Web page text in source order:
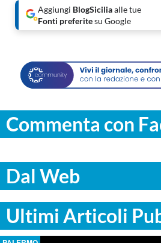
Aggiungi BlogSiciliaalle tue
Fonti preferitesu Google
Commenta con
Dal Web
Ultimi Articoli